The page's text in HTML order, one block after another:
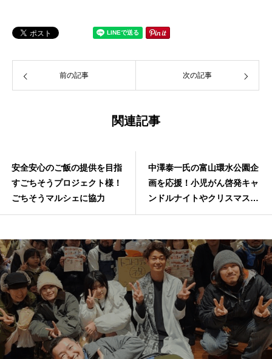
前の記事 次の記事
関連記事
安全安心のご飯の提供を目指
すごちそうプロジェクト様！
ごちそうマルシェに協力
中澤泰一氏の富山環水公園企
画を応援！小児がん啓発キャ
ンドルナイトやクリスマスナ
イトなど